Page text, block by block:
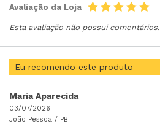
Avaliação da Loja
Esta avaliação não possui comentários.
Eu recomendo este produto
Maria Aparecida
03/07/2026
João Pessoa / PB